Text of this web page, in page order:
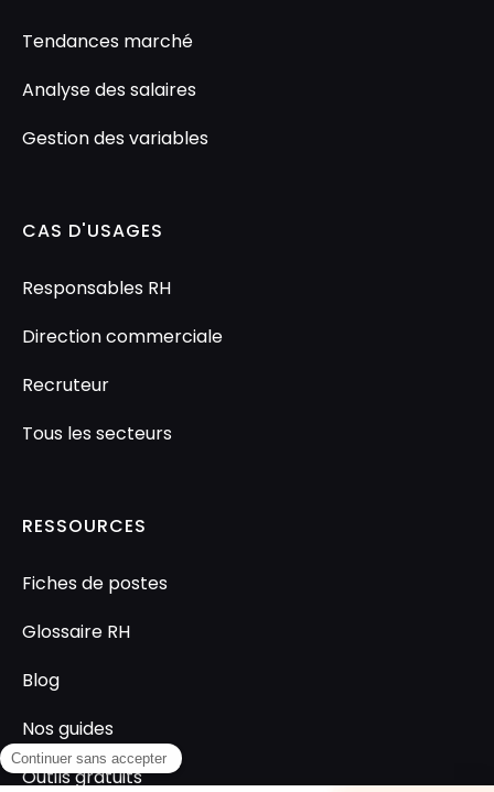
Tendances marché
Analyse des salaires
Gestion des variables
CAS D'USAGES
Responsables RH
Direction commerciale
Recruteur
Tous les secteurs
RESSOURCES
Fiches de postes
Glossaire RH
Blog
Nos guides
Outils gratuits